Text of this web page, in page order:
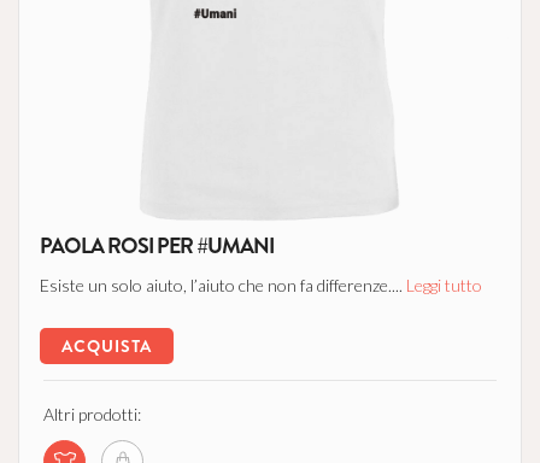
PAOLA ROSI PER #UMANI
Esiste un solo aiuto, l’aiuto che non fa differenze.... Leggi tutto
ACQUISTA
Altri prodotti: